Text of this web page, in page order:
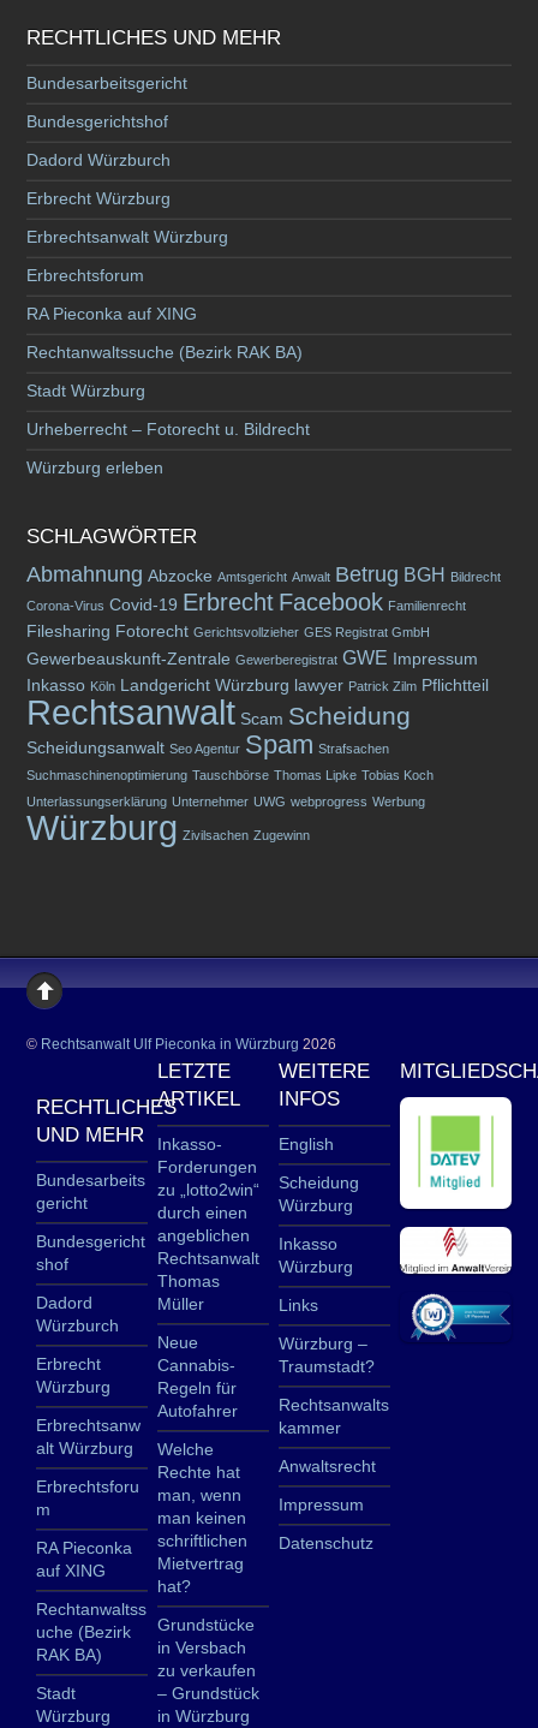
RECHTLICHES UND MEHR
Bundesarbeitsgericht
Bundesgerichtshof
Dadord Würzburch
Erbrecht Würzburg
Erbrechtsanwalt Würzburg
Erbrechtsforum
RA Pieconka auf XING
Rechtanwaltssuche (Bezirk RAK BA)
Stadt Würzburg
Urheberrecht – Fotorecht u. Bildrecht
Würzburg erleben
SCHLAGWÖRTER
Abmahnung Abzocke Amtsgericht Anwalt Betrug BGH
Bildrecht
Corona-Virus Covid-19 Erbrecht Facebook Familienrecht
Filesharing Fotorecht Gerichtsvollzieher GES Registrat GmbH
Gewerbeauskunft-Zentrale Gewerberegistrat GWE
Impressum
Inkasso Köln Landgericht Würzburg lawyer Patrick Zilm Pflichtteil
Rechtsanwalt Scam Scheidung
Scheidungsanwalt Seo Agentur Spam Strafsachen
Suchmaschinenoptimierung Tauschbörse Thomas Lipke Tobias Koch
Unterlassungserklärung Unternehmer UWG webprogress Werbung
Würzburg Zivilsachen Zugewinn
© Rechtsanwalt Ulf Pieconka in Würzburg 2026
RECHTLICHES
UND MEHR
Bundesarbeits
gericht
Bundesgericht
shof
Dadord
Würzburch
Erbrecht
Würzburg
Erbrechtsanw
alt Würzburg
Erbrechtsforu
m
RA Pieconka
auf XING
Rechtanwaltss
uche (Bezirk
RAK BA)
Stadt
Würzburg
LETZTE
ARTIKEL
Inkasso-
Forderungen
zu „lotto2win“
durch einen
angeblichen
Rechtsanwalt
Thomas
Müller
Neue
Cannabis-
Regeln für
Autofahrer
Welche
Rechte hat
man, wenn
man keinen
schriftlichen
Mietvertrag
hat?
Grundstücke
in Versbach
zu verkaufen
– Grundstück
in Würzburg
WEITERE
INFOS
English
Scheidung
Würzburg
Inkasso
Würzburg
Links
Würzburg –
Traumstadt?
Rechtsanwalts
kammer
Anwaltsrecht
Impressum
Datenschutz